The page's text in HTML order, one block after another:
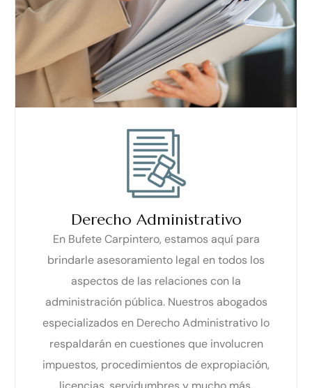
Derecho Administrativo
En Bufete Carpintero, estamos aquí para
brindarle asesoramiento legal en todos los
aspectos de las relaciones con la
administración pública. Nuestros abogados
especializados en Derecho Administrativo lo
respaldarán en cuestiones que involucren
impuestos, procedimientos de expropiación,